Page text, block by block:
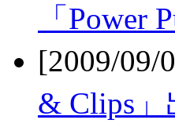
「Power
[2009/
& Clips